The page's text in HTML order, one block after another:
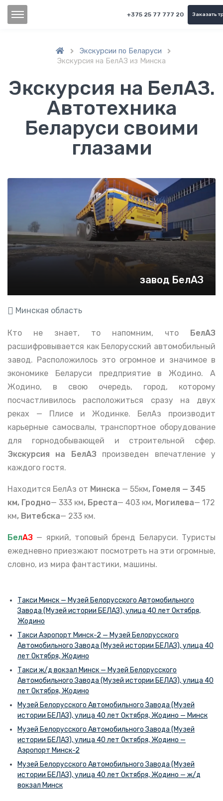
+375 25 77 777 20 Заказать
 Экскурсии по Беларуси 
Экскурсия на БелАЗ из Минска
Экскурсия на БелАЗ.
Автотехника
Беларуси своими
глазами
завод БелАЗ
Минская область
Кто не знает, то напомним, что
БелАЗ
расшифровывается как Белорусский автомобильный
завод. Расположилось это огромное и значимое в
экономике Беларуси предприятие в Жодино. А
Жодино, в свою очередь, город, которому
посчастливилось расположиться сразу на двух
реках — Плисе и Жодинке. БелАз производит
карьерные самосвалы, транспортное оборудование
для горнодобывающей и строительной сфер.
Экскурсия на БелАЗ произведен впечатление у
каждого гостя.
Находится БелАз от Минска — 55км, Гомеля — 345
км, Гродно— 333 км, Бреста— 403 км, Могилева— 172
км, Витебска— 233 км.
БелАЗ — яркий, топовый бренд Беларуси. Туристы
ежедневно приезжают посмотреть на эти огромные,
словно, из мира фантастики, машины.
Такси Минск — Музей Белорусского Автомобильного
Завода (Музей истории БЕЛАЗ), улица 40 лет Октября,
Жодино
Такси Аэропорт Минск-2 — Музей Белорусского
Автомобильного Завода (Музей истории БЕЛАЗ), улица 40
лет Октября, Жодино
Такси ж/д вокзал Минск — Музей Белорусского
Автомобильного Завода (Музей истории БЕЛАЗ), улица 40
лет Октября, Жодино
Музей Белорусского Автомобильного Завода (Музей
истории БЕЛАЗ), улица 40 лет Октября, Жодино — Минск
Музей Белорусского Автомобильного Завода (Музей
истории БЕЛАЗ), улица 40 лет Октября, Жодино —
Аэропорт Минск-2
Музей Белорусского Автомобильного Завода (Музей
истории БЕЛАЗ), улица 40 лет Октября, Жодино — ж/д
вокзал Минск